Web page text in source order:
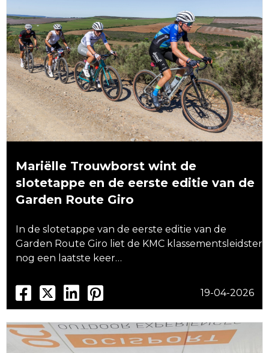
Mariëlle Trouwborst wint de
slotetappe en de eerste editie van de
Garden Route Giro
In de slotetappe van de eerste editie van de
Garden Route Giro liet de KMC klassementsleidster
nog een laatste keer…
19-04-2026